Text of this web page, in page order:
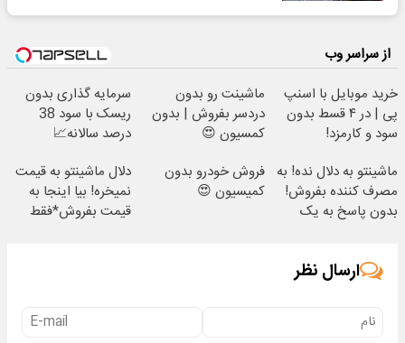
از سراسر وب
خرید موبایل با اسنپ
پی | در ۴ قسط بدون
سود و کارمزد!
ماشینت رو بدون
دردسر بفروش | بدون
کمسیون 😍
سرمایه گذاری بدون
ریسک با سود 38
درصد سالانه📈
ماشینتو به دلال نده! به
مصرف کننده بفروش!
بدون پاسخ به یک
فروش خودرو بدون
کمیسیون 😍
دلال ماشینتو به قیمت
نمیخره! بیا اینجا به
قیمت بفروش*فقط
ارسال نظر